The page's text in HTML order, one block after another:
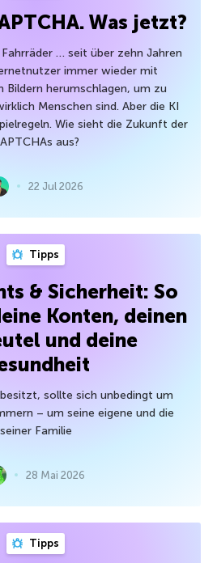
Was jetzt?
… seit über zehn Jahren
immer wieder mit
Bildern herumschlagen, um zu
Menschen sind. Aber die KI
Wie sieht die Zukunft der
aus?
22 Jul 2026
Tipps
& Sicherheit: So
Konten, deinen
und deine
sollte sich unbedingt um
– um seine eigene und die
seiner Familie
28 Mai 2026
Tipps